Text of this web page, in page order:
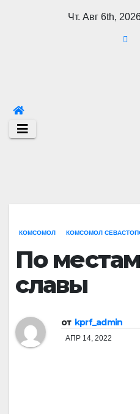
Чт. Авг 6th,
КОМСОМОЛ КОМСОМОЛ
По
славы
от kprf_admin
АПР 14, 2022